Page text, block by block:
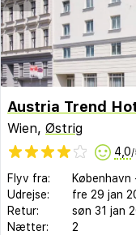
Austria Trend
Wien, Østrig
4,0
Flyv fra: København
Udrejse:
fre 29 jan
Retur:
søn 31 jan
Nætter:
2